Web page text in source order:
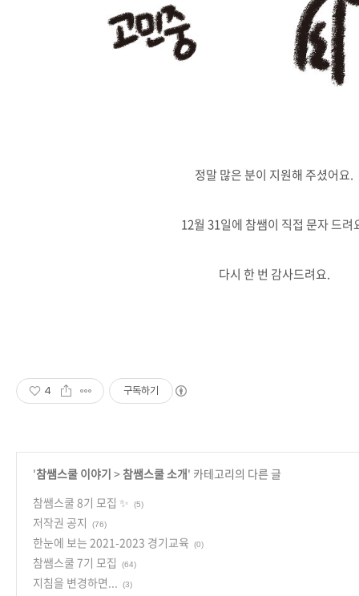
정말 많은 분이 지원해 주셨어요.
12월 31일에 참쌤이 직접 문자 드려
다시 한 번 감사드려요.
4 구독하기
'참쌤스쿨 이야기 > 참쌤스쿨 소개' 카테고리의 다른 글
참쌤스쿨 8기 모집 ✨
(5)
저작권 공지 (76)
한눈에 보는 2021-2023 경기교육 (0)
참쌤스쿨 7기 모집 (64)
지침을 변경하면... (3)